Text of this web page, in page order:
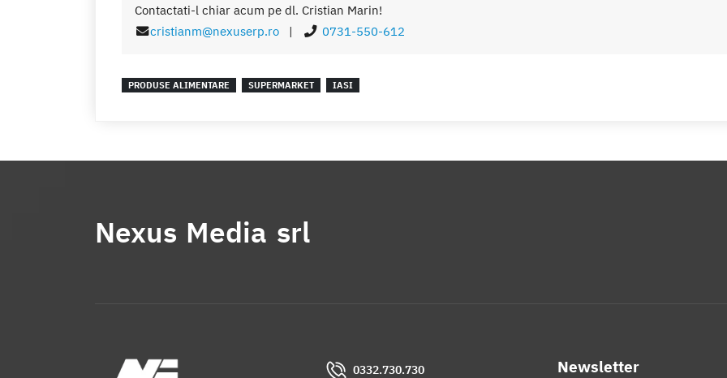
Contactati-l chiar acum pe dl. Cristian Marin!
cristianm@nexuserp.ro | 0731-550-612
PRODUSE ALIMENTARE SUPERMARKET IASI
Nexus Media srl
0332.730.730 Newsletter